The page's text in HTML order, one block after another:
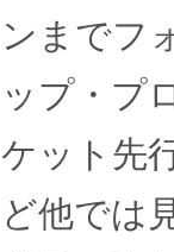
ンまでフ
ップ・プ
ケット先
ど他では